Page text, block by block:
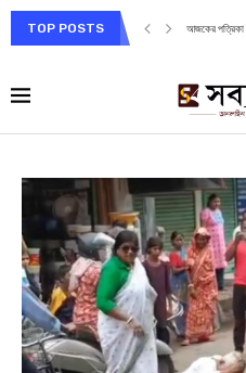
TOP POSTS আজকের